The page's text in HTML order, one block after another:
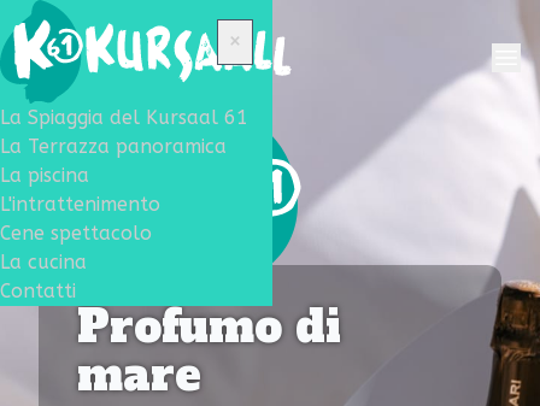
×
La Spiaggia del Kursaal 61
La Terrazza panoramica
La piscina
L'intrattenimento
Cene spettacolo
La cucina
Contatti
Profumo di
mare